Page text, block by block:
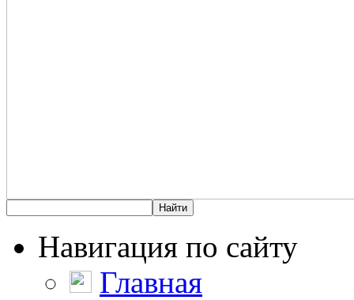
Навигация по сайту
Главная